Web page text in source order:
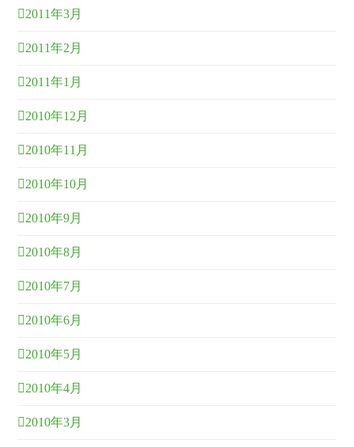
2011年3月
2011年2月
2011年1月
2010年12月
2010年11月
2010年10月
2010年9月
2010年8月
2010年7月
2010年6月
2010年5月
2010年4月
2010年3月